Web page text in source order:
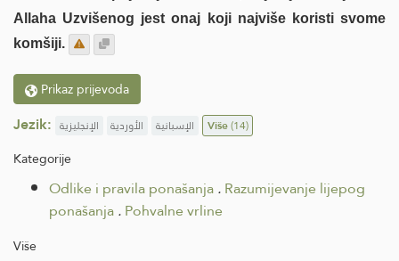
Allaha Uzvišenog jest onaj koji najviše koristi svome
komšiji.
Prikaz prijevoda
Jezik: الإنجليزية الأوردية الإسبانية Više(14)
Kategorije
Odlike i pravila ponašanja.Razumijevanje lijepog
ponašanja.Pohvalne vrline
Više